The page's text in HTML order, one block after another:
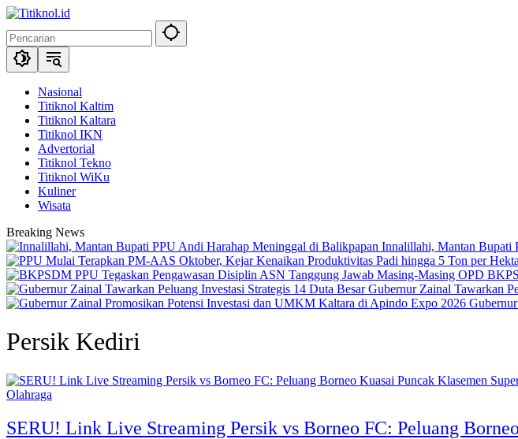
Langsung
konten
Nasional
Titiknol Kaltim
Titiknol Kaltara
Titiknol IKN
Advertorial
Titiknol Tekno
Titiknol WiKu
Kuliner
Wisata
Breaking News
Innalillahi, Mantan Bupati
Gubernur Zainal Tawarkan
Persik Kediri
Olahraga
SERU! Link Live Streaming Persik vs Borneo FC: Peluang